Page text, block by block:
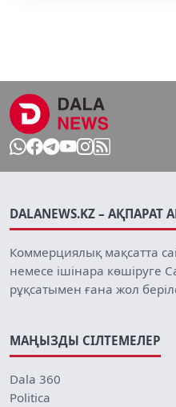
DALANEWS.KZ – АҚПАРАТ
Коммерциялық мақсатта
немесе ішінара көшіруге
рұқсатымен ғана жол
МАҢЫЗДЫ СІЛТЕМЕЛЕР
Dala 360
Politica